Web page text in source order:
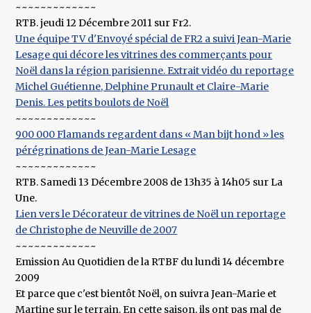
~~~~~~~~~~~~~
RTB. jeudi 12 Décembre 2011 sur Fr2.
Une équipe TV d'Envoyé spécial de FR2 a suivi Jean-Marie
Lesage qui décore les vitrines des commerçants pour
Noël dans la région parisienne. Extrait vidéo du reportage
Michel Guétienne, Delphine Prunault et Claire-Marie
Denis. Les petits boulots de Noël
~~~~~~~~~~~~~
900 000 Flamands regardent dans « Man bijt hond » les
pérégrinations de Jean-Marie Lesage
~~~~~~~~~~~~~
RTB. Samedi 13 Décembre 2008 de 13h35 à 14h05 sur La
Une.
Lien vers le Décorateur de vitrines de Noël un reportage
de Christophe de Neuville de 2007
~~~~~~~~~~~~~
Emission Au Quotidien de la RTBF du lundi 14 décembre
2009
Et parce que c'est bientôt Noël, on suivra Jean-Marie et
Martine sur le terrain. En cette saison, ils ont pas mal de